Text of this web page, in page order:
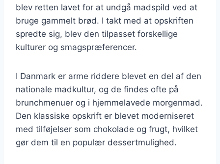
blev retten lavet for at undgå madspild ved at
bruge gammelt brød. I takt med at opskriften
spredte sig, blev den tilpasset forskellige
kulturer og smagspræferencer.
I Danmark er arme riddere blevet en del af den
nationale madkultur, og de findes ofte på
brunchmenuer og i hjemmelavede morgenmad.
Den klassiske opskrift er blevet moderniseret
med tilføjelser som chokolade og frugt, hvilket
gør dem til en populær dessertmulighed.